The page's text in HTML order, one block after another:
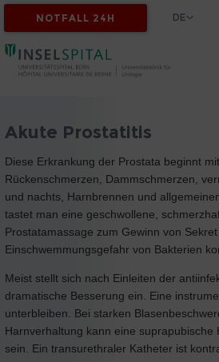
NOTFALL 24H DE
Akute Prostatitis
Diese Erkrankung der Prostata beginnt
Rückenschmerzen, Dammschmerzen,
und nachts, Harnbrennen und
tastet man eine geschwollene,
Prostatamassage zum Gewinn von
Einschwemmungsgefahr von Bakterien
Meist stellt sich nach Einleiten der
dramatische Besserung ein. Eine
unterbleiben. Bei starken
Harnverhaltung kann eine suprapubische
sein. Ein transurethraler Katheter ist